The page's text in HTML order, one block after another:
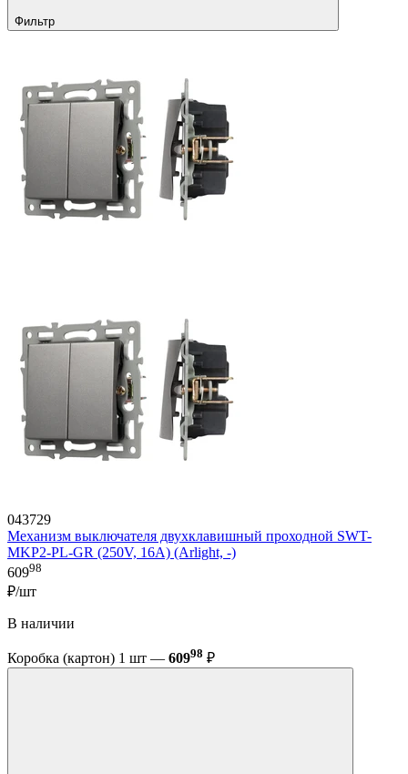
Фильтр
043729
Механизм выключателя двухклавишный проходной SWT-
MKP2-PL-GR (250V, 16A) (Arlight, -)
60998
₽/шт
В наличии
Коробка (картон) 1 шт — 60998 ₽